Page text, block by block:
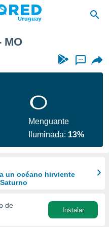
MO
...
Menguante
Iluminada: 13%
un océano hirviente
de
Instalar